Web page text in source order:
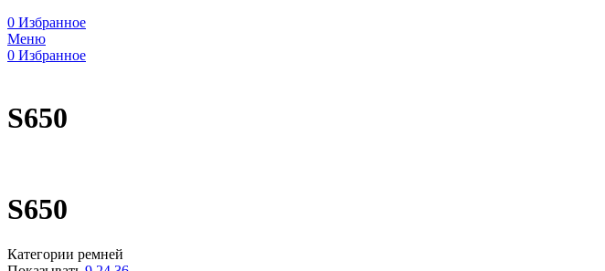
0 Избранное
Меню
0 Избранное
S650
S650
Категории ремней